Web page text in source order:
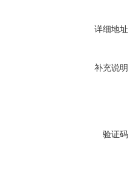
详细地址
补充说明
验证码